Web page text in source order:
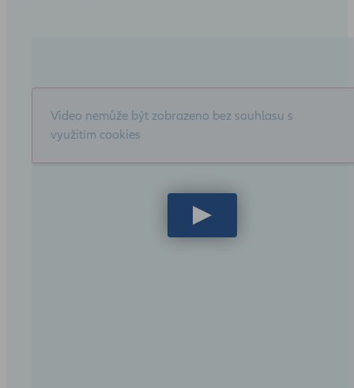
Video nemůže být zobrazeno bez souhlasu s
využitím cookies